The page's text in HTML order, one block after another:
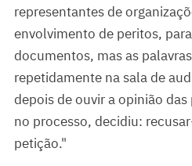
representantes de
envolvimento de peritos,
documentos, mas as
repetidamente na sala de
depois de ouvir a opinião
no processo, decidiu:
petição."